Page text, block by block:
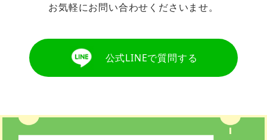
お気軽にお問い合わせくださいませ。
公式LINEで質問する